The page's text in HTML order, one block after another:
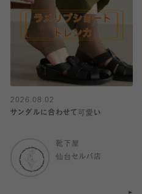
2026.08.02
サンダルに合わせて可愛い
靴下屋
仙台セルバ店